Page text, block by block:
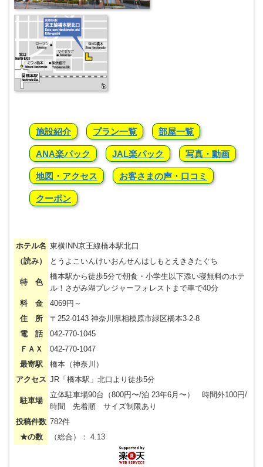
施設紹介 プラン一覧 部屋一覧
ANA楽パック JAL楽パック 写真・動画
地図・アクセス お客さまの声・口コミ
クーポン
ホテル名 東横INN京王線橋本駅北口
（読み）
とうよこいんけいおんせんはしもとえききたぐち
特 色
橋本駅から徒歩5分で朝食・小学生以下添い寝無料のホテ
ル！さがみ湖プレジャーフォレストまで車で40分
料 金
4069円～
住 所
〒252-0143 神奈川県相模原市緑区橋本3-2-8
電 話
042-770-1045
ＦＡＸ
042-770-1047
最寄駅
橋本（神奈川）
アクセス JR「橋本駅」北口より徒歩5分
駐車場
立体駐車場90台（800円〜/泊 23年6月〜） 時間外100円/
時間 先着順 サイズ制限あり
投稿件数 782件
★の数
（総合）： 4.13